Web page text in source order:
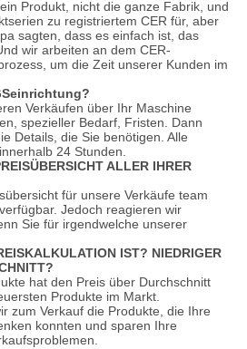
Produkt, nicht die ganze Fabrik, und
zu registriertem CER für, aber
sagten, dass es einfach ist, das
wir arbeiten an dem CER-
um die Zeit unserer Kunden im
Verkäufen über Ihr Maschine
spezieller Bedarf, Fristen. Dann
Details, die Sie benötigen. Alle
24 Stunden.
ALLER IHRER
für unsere Verkäufe team
Jedoch reagieren wir
Sie für irgendwelche unserer
IST? NIEDRIGER
hat den Preis über Durchschnitt
Produkte im Markt.
zum Verkauf die Produkte, die Ihre
konnten und sparen Ihre